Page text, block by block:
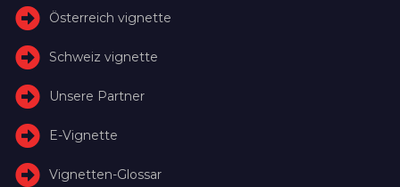
Österreich vignette
Schweiz vignette
Unsere Partner
E-Vignette
Vignetten-Glossar